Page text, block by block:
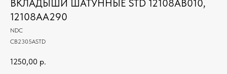
ВКЛАДЫШИ ШАТУННЫЕ STD 12108AB010,
12108AA290
NDC
CB2305ASTD
1250,00 р.